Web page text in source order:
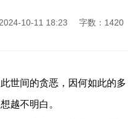
10-11 18:23 字数：1420
世间的贪恶，因何如此的
越不明白。